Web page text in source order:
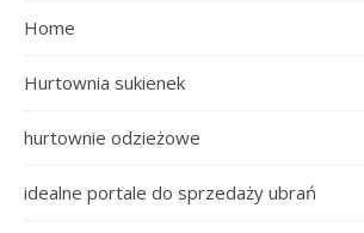
Home
Hurtownia sukienek
hurtownie odzieżowe
idealne portale do sprzedaży ubrań